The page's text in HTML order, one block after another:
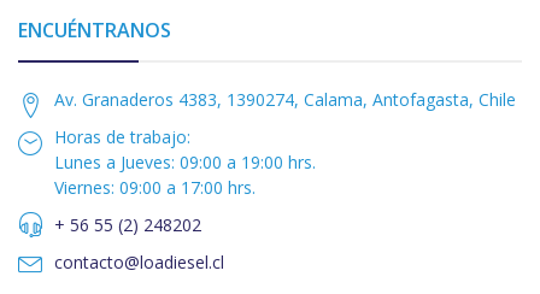
ENCUÉNTRANOS
Av. Granaderos 4383, 1390274, Calama, Antofagasta, Chile
Horas de trabajo:
Lunes a Jueves: 09:00 a 19:00 hrs.
Viernes: 09:00 a 17:00 hrs.
+ 56 55 (2) 248202
contacto@loadiesel.cl